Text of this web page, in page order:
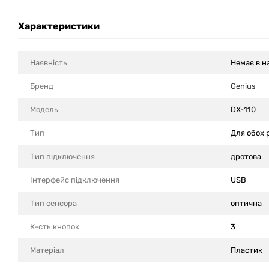
Характеристики
Наявність Немає в
Бренд Genius
Модель DX-110
Тип Для обох
Тип підключення дротова
Інтерфейс підключення USB
Тип сенсора оптична
К-сть кнопок 3
Матеріал Пластик